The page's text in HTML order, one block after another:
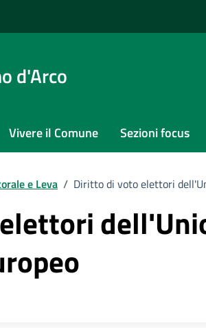
d'Arco
Vivere il Comune Sezioni focus
e Leva / Diritto di voto elettori